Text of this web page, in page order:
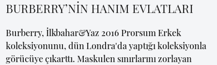
BURBERRY’NİN HANIM EVLATLARI
Burberry, İlkbahar&Yaz 2016 Prorsum Erkek
koleksiyonunu, dün Londra'da yaptığı koleksiyonla
görücüye çıkarttı. Maskulen sınırlarını zorlayan